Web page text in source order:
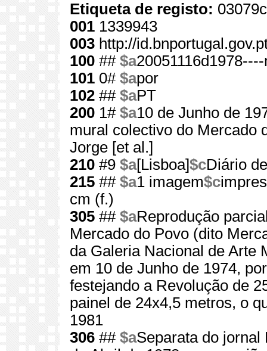
Etiqueta de registo:
001 1339943
003 http://
100 ## $a
101 0# $apor
102 ## $aPT
200 1# $a10 de Junho de
mural colectivo do Mercado
Jorge [et al.]
210 #9 $a[Lisboa]$cDiário
215 ## $a1 imagem$c
cm (f.)
305 ## $aReprodução
Mercado do Povo (dito
da Galeria Nacional de Arte
em 10 de Junho de 1974,
festejando a Revolução de
painel de 24x4,5 metros, o
1981
306 ## $aSeparata do jornal